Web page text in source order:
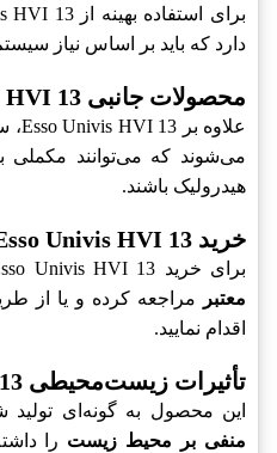
برای استفاده بهینه از Esso Univis HVI 13،
دارد که باید بر اساس نیاز
محصولات جانبی Esso Univis HVI 13
علاوه بر Esso Univis HVI 13، سایر
می‌شوند که می‌توانند مکملی
هیدرولیک باشند.
خرید Esso Univis HVI 13
برای خرید Esso Univis HVI 13، می‌توانید به
معتبر
مراجعه کرده و یا از
اقدام نمایید.
تأثیرات زیست‌محیطی Esso Univis HVI 13
این محصول به گونه‌ای
منفی بر محیط زیست را